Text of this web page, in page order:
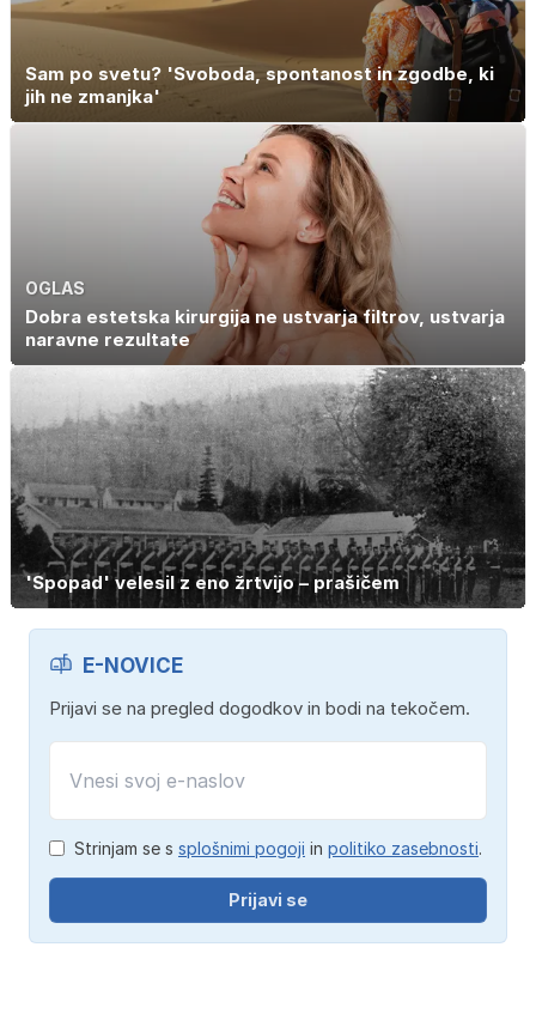
Sam po svetu? 'Svoboda, spontanost in zgodbe, ki
jih ne zmanjka'
OGLAS
Dobra estetska kirurgija ne ustvarja filtrov, ustvarja
naravne rezultate
'Spopad' velesil z eno žrtvijo – prašičem
E-NOVICE
Prijavi se na pregled dogodkov in bodi na tekočem.
Strinjam se s splošnimi pogoji in politiko zasebnosti.
Prijavi se